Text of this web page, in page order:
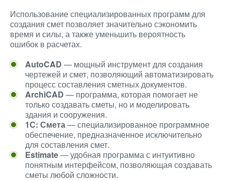
Использование специализированных программ для
создания смет позволяет значительно сэкономить
время и силы, а также уменьшить вероятность
ошибок в расчетах.
AutoCAD — мощный инструмент для создания
чертежей и смет, позволяющий автоматизировать
процесс составления сметных документов.
ArchiCAD — программа, которая помогает не
только создавать сметы, но и моделировать
здания и сооружения.
1С: Смета— специализированное программное
обеспечение, предназначенное исключительно
для составления смет.
Estimate— удобная программа с интуитивно
понятным интерфейсом, позволяющая создавать
сметы любой сложности.